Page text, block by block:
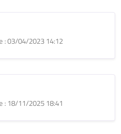
: 03/04/2023 14:12
: 18/11/2025 18:41